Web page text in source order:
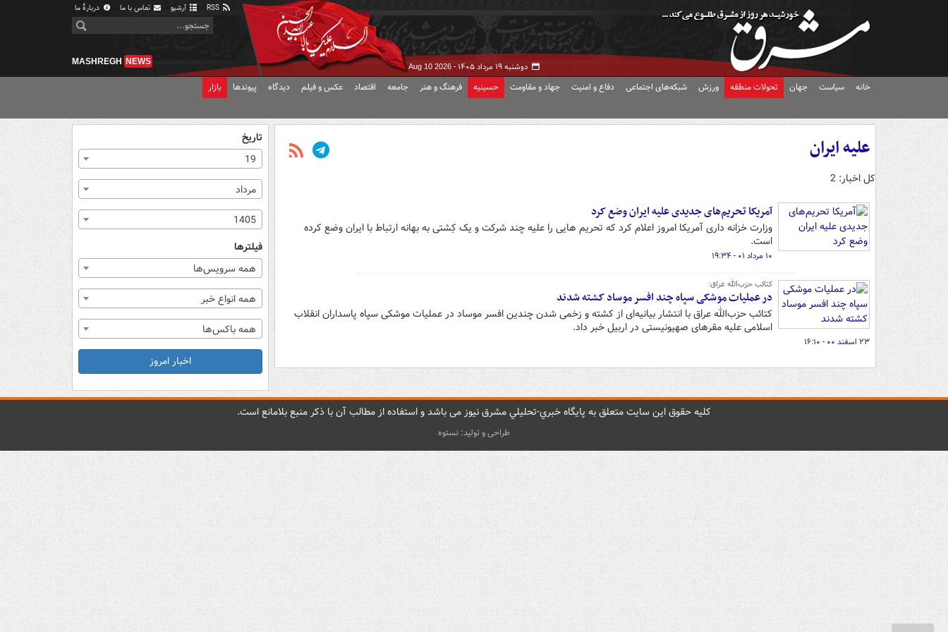
آرشیو تماس با ما دربارهٔ ما
دوشنبه ۱۹ مرداد ۱۴۰۵ - Aug 10 2026
MASHREGH NEWS
خانه سیاست جهان تحولات منطقه ورزش شبکه‌های اجتماعی دفاع و امنیت جهاد و مقاومت حسینیه فرهنگ و هنر جامعه اقتصاد عکس و فیلم دیدگاه پیوندها بازار
علیه ایران
کل اخبار: 2
آمریکا تحریم‌های جدیدی علیه ایران وضع کرد
وزارت خزانه‌ داری آمریکا امروز اعلام کرد که تحریم هایی را علیه چند شرکت و یک کِشتی به بهانه ارتباط با ایران وضع کرده
است.
۱۰ مرداد ۰۱ - ۱۹:۳۴
کتائب حزب‌الله عراق:
در عملیات موشکی سپاه چند افسر موساد کشته شدند
کتائب حزب‌الله عراق با انتشار بیانیه‌ای از کشته و زخمی شدن چندین افسر موساد در عملیات موشکی سپاه پاسداران انقلاب
اسلامی علیه مقرهای صهیونیستی در اربیل خبر داد.
۲۳ اسفند ۰۰ - ۱۶:۱۰
تاریخ
19
مرداد
1405
فیلترها
همه سرویس‌ها
همه انواع خبر
همه باکس‌ها
اخبار امروز
کليه حقوق اين سايت متعلق به پایگاه خبري-تحليلي مشرق نيوز می باشد و استفاده از مطالب آن با ذکر منبع بلامانع است.
طراحی و تولید: نستوه